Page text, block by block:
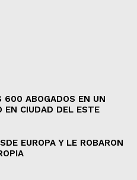
600 ABOGADOS EN UN
EN CIUDAD DEL ESTE
EUROPA Y LE ROBARON